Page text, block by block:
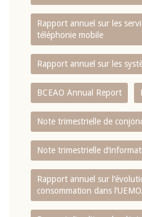
Rapport annuel sur les
téléphonie mobile
Rapport annuel sur les
BCEAO Annual Report
Note trimestrielle de
Note trimestrielle
Rapport annuel sur
consommation dans